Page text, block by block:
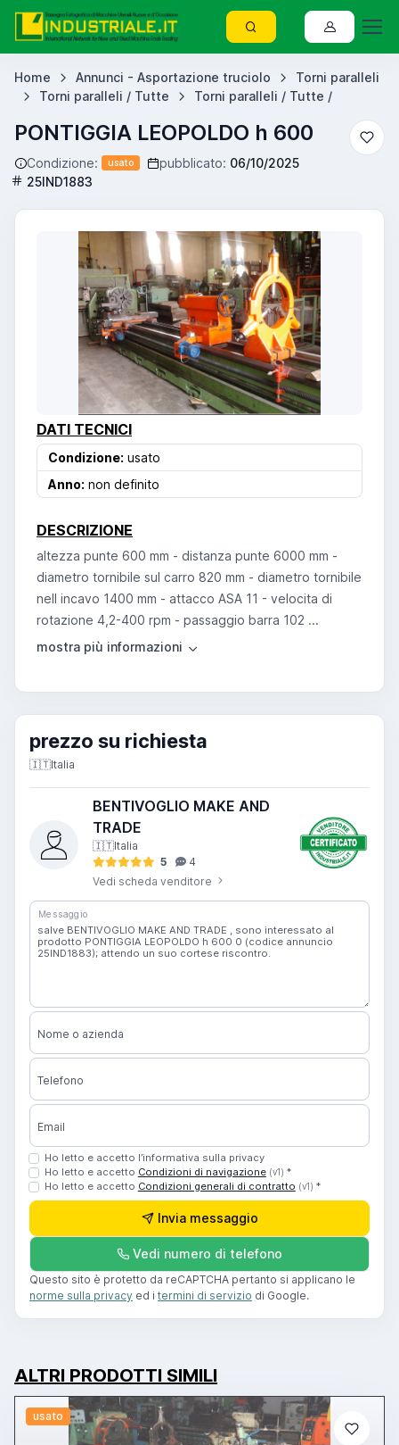
Home Annunci - Asportazione truciolo
Torni paralleli
Torni paralleli / Tutte
Torni paralleli / Tutte /
PONTIGGIA LEOPOLDO h 600
Condizione: usato pubblicato: 06/10/2025
25IND1883
DATI TECNICI
Condizione: usato
Anno: non definito
DESCRIZIONE
altezza punte 600 mm - distanza punte 6000 mm -
diametro tornibile sul carro 820 mm - diametro tornibile
nell incavo 1400 mm - attacco ASA 11 - velocita di
rotazione 4,2-400 rpm - passaggio barra 102 ...
prezzo su richiesta
🇮🇹Italia
BENTIVOGLIO MAKE AND
TRADE
🇮🇹Italia
5
4
Vedi scheda venditore
Messaggio
Nome o azienda
Telefono
Email
Ho letto e accetto l’informativa sulla privacy
Ho letto e accetto Condizioni di navigazione (v1) *
Ho letto e accetto Condizioni generali di contratto (v1) *
Invia messaggio
Vedi numero di telefono
Questo sito è protetto da reCAPTCHA pertanto si applicano le
norme sulla privacy ed i termini di servizio di Google.
ALTRI PRODOTTI SIMILI
usato